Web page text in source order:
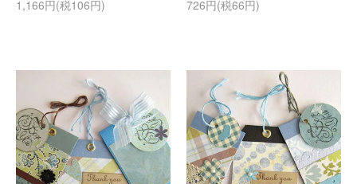
1,166円(税106円)
726円(税66円)